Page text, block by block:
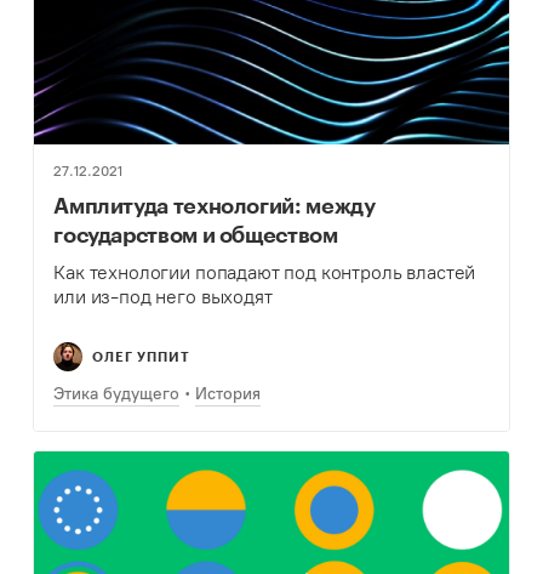
27.12.2021
Амплитуда технологий: между
государством и обществом
Как технологии попадают под контроль властей
или из-под него выходят
ОЛЕГ УППИТ
Этика будущего История